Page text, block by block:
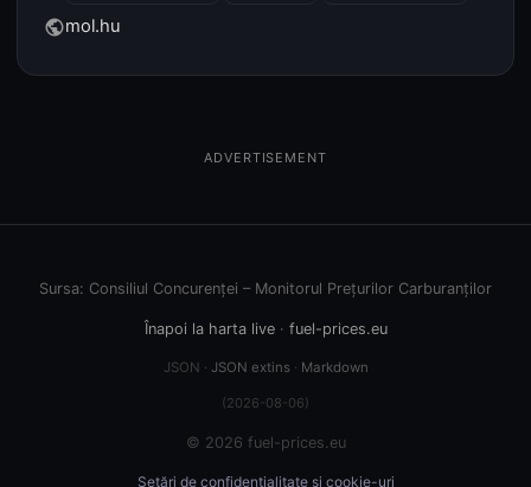
publicmol.hu
ADVERTISEMENT
Sursa: Consiliul Concurenței – Monitorul Prețurilor Carburanților
Înapoi la harta live· fuel-prices.eu
JSON · JSON extins· Markdown
(2026-08-06)
© 2026 fuel-prices.eu
Setări de confidențialitate și cookie-uri